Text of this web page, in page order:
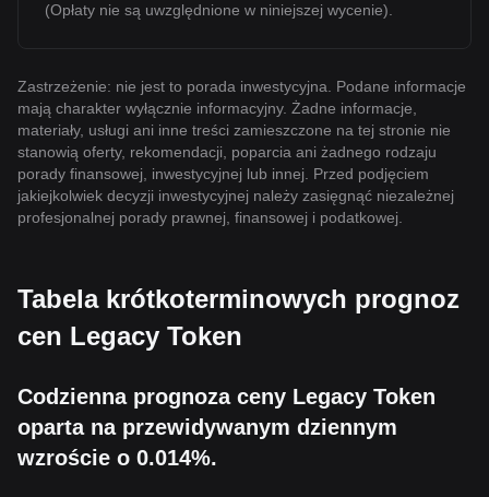
(Opłaty nie są uwzględnione w niniejszej wycenie).
Zastrzeżenie: nie jest to porada inwestycyjna. Podane informacje
mają charakter wyłącznie informacyjny. Żadne informacje,
materiały, usługi ani inne treści zamieszczone na tej stronie nie
stanowią oferty, rekomendacji, poparcia ani żadnego rodzaju
porady finansowej, inwestycyjnej lub innej. Przed podjęciem
jakiejkolwiek decyzji inwestycyjnej należy zasięgnąć niezależnej
profesjonalnej porady prawnej, finansowej i podatkowej.
Tabela krótkoterminowych prognoz
cen Legacy Token
Codzienna prognoza ceny Legacy Token
oparta na przewidywanym dziennym
wzroście o 0.014%.